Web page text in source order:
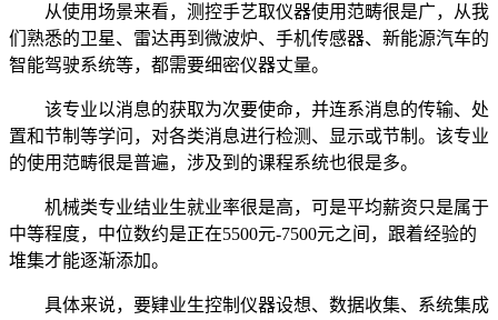
从使用场景来看，测控手艺取仪器使用范畴很是广，从我
们熟悉的卫星、雷达再到微波炉、手机传感器、新能源汽车的
智能驾驶系统等，都需要细密仪器丈量。
该专业以消息的获取为次要使命，并连系消息的传输、处
置和节制等学问，对各类消息进行检测、显示或节制。该专业
的使用范畴很是普遍，涉及到的课程系统也很是多。
机械类专业结业生就业率很是高，可是平均薪资只是属于
中等程度，中位数约是正在5500元-7500元之间，跟着经验的
堆集才能逐渐添加。
具体来说，要肄业生控制仪器设想、数据收集、系统集成